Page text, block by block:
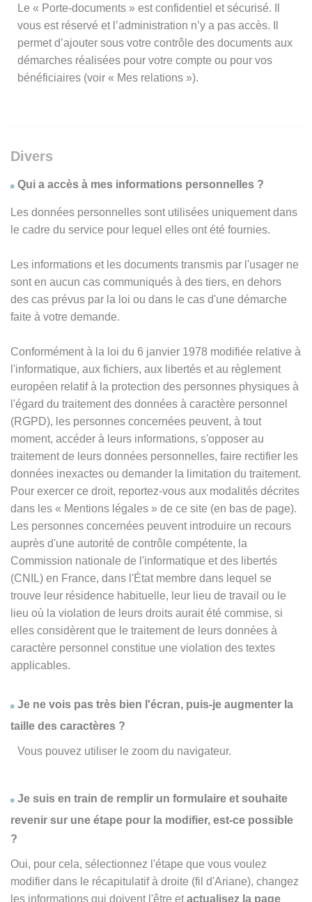
Le « Porte-documents » est confidentiel et sécurisé. Il
vous est réservé et l’administration n’y a pas accès. Il
permet d’ajouter sous votre contrôle des documents aux
démarches réalisées pour votre compte ou pour vos
bénéficiaires (voir « Mes relations »).
Divers
Qui a accès à mes informations personnelles ?
Les données personnelles sont utilisées uniquement dans
le cadre du service pour lequel elles ont été fournies.
Les informations et les documents transmis par l'usager ne
sont en aucun cas communiqués à des tiers, en dehors
des cas prévus par la loi ou dans le cas d'une démarche
faite à votre demande.
Conformément à la loi du 6 janvier 1978 modifiée relative à
l'informatique, aux fichiers, aux libertés et au règlement
européen relatif à la protection des personnes physiques à
l'égard du traitement des données à caractère personnel
(RGPD), les personnes concernées peuvent, à tout
moment, accéder à leurs informations, s'opposer au
traitement de leurs données personnelles, faire rectifier les
données inexactes ou demander la limitation du traitement.
Pour exercer ce droit, reportez-vous aux modalités décrites
dans les « Mentions légales » de ce site (en bas de page).
Les personnes concernées peuvent introduire un recours
auprès d'une autorité de contrôle compétente, la
Commission nationale de l'informatique et des libertés
(CNIL) en France, dans l'État membre dans lequel se
trouve leur résidence habituelle, leur lieu de travail ou le
lieu où la violation de leurs droits aurait été commise, si
elles considèrent que le traitement de leurs données à
caractère personnel constitue une violation des textes
applicables.
Je ne vois pas très bien l'écran, puis-je augmenter la
taille des caractères ?
Vous pouvez utiliser le zoom du navigateur.
Je suis en train de remplir un formulaire et souhaite
revenir sur une étape pour la modifier, est-ce possible
?
Oui, pour cela, sélectionnez l'étape que vous voulez
modifier dans le récapitulatif à droite (fil d'Ariane), changez
les informations qui doivent l'être etactualisez la page